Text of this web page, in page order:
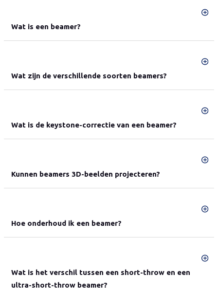
Wat is een beamer?
Wat zijn de verschillende soorten beamers?
Wat is de keystone-correctie van een beamer?
Kunnen beamers 3D-beelden projecteren?
Hoe onderhoud ik een beamer?
Wat is het verschil tussen een short-throw en een
ultra-short-throw beamer?